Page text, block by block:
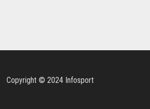
Copyright © 2024 Infosport